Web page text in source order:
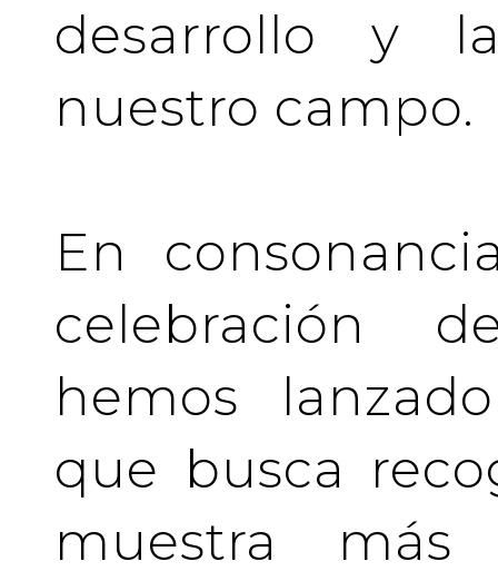
desarrollo y
nuestro campo.
En
celebración
hemos
que busca
muestra